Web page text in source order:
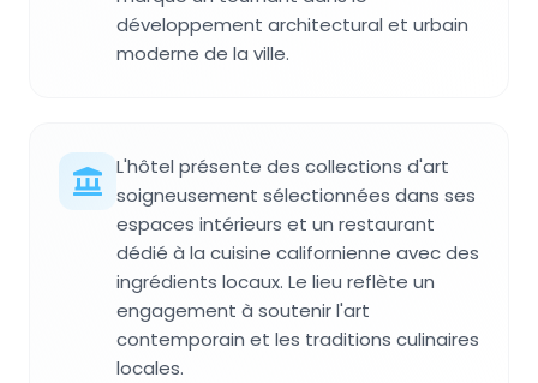
développement architectural et urbain
moderne de la ville.
L'hôtel présente des collections d'art
soigneusement sélectionnées dans ses
espaces intérieurs et un restaurant
dédié à la cuisine californienne avec des
ingrédients locaux. Le lieu reflète un
engagement à soutenir l'art
contemporain et les traditions culinaires
locales.